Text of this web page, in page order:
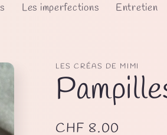
Les imperfections Entretien
LES CRÉAS DE MIMI
Prix
CHF 8.00